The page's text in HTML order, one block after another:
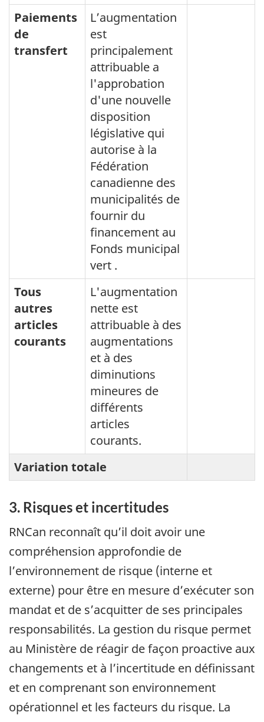
Paiements
de
transfert
L’augmentation
est
principalement
attribuable a
l'approbation
d'une nouvelle
disposition
législative qui
autorise à la
Fédération
canadienne des
municipalités de
fournir du
financement au
Fonds municipal
vert .
Tous
autres
articles
courants
L'augmentation
nette est
attribuable à des
augmentations
et à des
diminutions
mineures de
différents
articles
courants.
Variation totale
3. Risques et incertitudes
RNCan reconnaît qu’il doit avoir une
compréhension approfondie de
l’environnement de risque (interne et
externe) pour être en mesure d’exécuter son
mandat et de s’acquitter de ses principales
responsabilités. La gestion du risque permet
au Ministère de réagir de façon proactive aux
changements et à l’incertitude en définissant
et en comprenant son environnement
opérationnel et les facteurs du risque. La